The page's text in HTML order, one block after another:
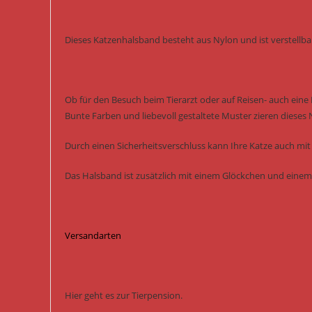
Dieses Katzenhalsband besteht aus Nylon und ist
Ob für den Besuch beim Tierarzt oder auf Reisen- auch
Bunte Farben und liebevoll gestaltete Muster zieren dieses
Durch einen Sicherheitsverschluss kann Ihre Katze auch
Das Halsband ist zusätzlich mit einem Glöckchen und
Versandarten
Hier geht es zur Tierpension.